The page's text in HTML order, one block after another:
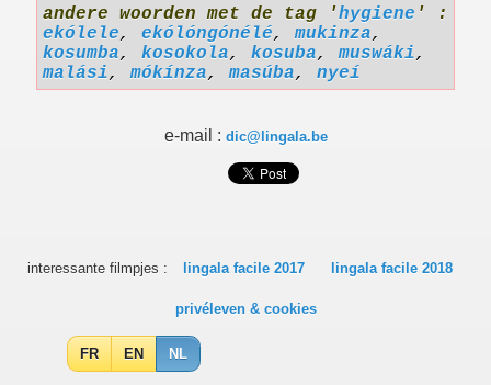
andere woorden met de tag 'hygiene ' :
ekólele, ekólóngónélé,mukinza,
kosumba, kosokola, kosuba,muswáki,
malási,mókínza,masúba, nyeí
e-mail : dic@lingala.be
interessante filmpjes : lingala facile 2017 lingala facile 2018
privéleven & cookies
FR EN NL